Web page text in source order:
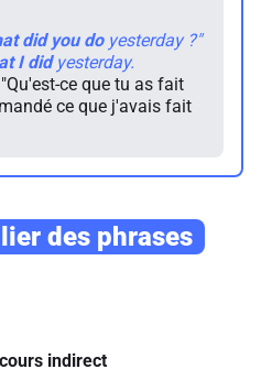
did you doyesterday ?"
I didyesterday.
ce que tu as fait
ce que j'avais fait
des phrases
indirect